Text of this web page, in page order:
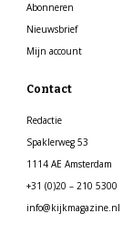
Abonneren
Nieuwsbrief
Mijn account
Contact
Redactie
Spaklerweg 53
1114 AE Amsterdam
+31 (0)20 – 210 5300
info@kijkmagazine.nl